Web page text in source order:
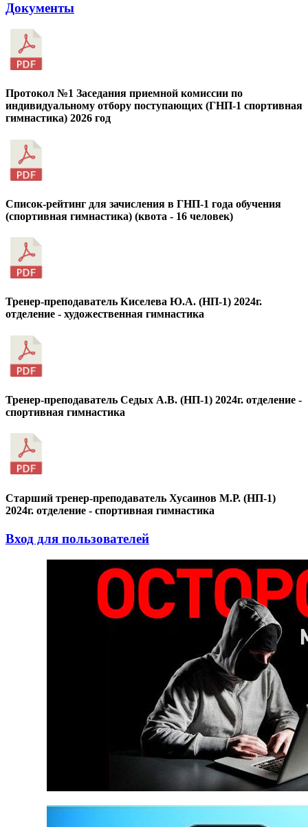
Документы
Протокол №1 Заседания приемной комиссии по
индивидуальному отбору поступающих (ГНП-1 спортивная
гимнастика) 2026 год
Список-рейтинг для зачисления в ГНП-1 года обучения
(спортивная гимнастика) (квота - 16 человек)
Тренер-преподаватель Киселева Ю.А. (НП-1) 2024г.
отделение - художественная гимнастика
Тренер-преподаватель Седых А.В. (НП-1) 2024г. отделение -
спортивная гимнастика
Старший тренер-преподаватель Хусаинов М.Р. (НП-1)
2024г. отделение - спортивная гимнастика
Вход для пользователей